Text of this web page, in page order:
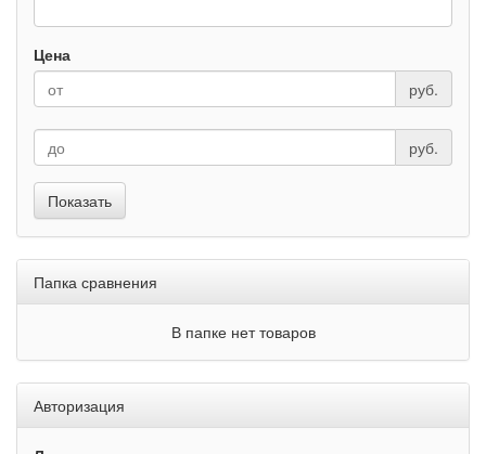
Цена
руб.
руб.
Показать
Папка сравнения
В папке нет товаров
Авторизация